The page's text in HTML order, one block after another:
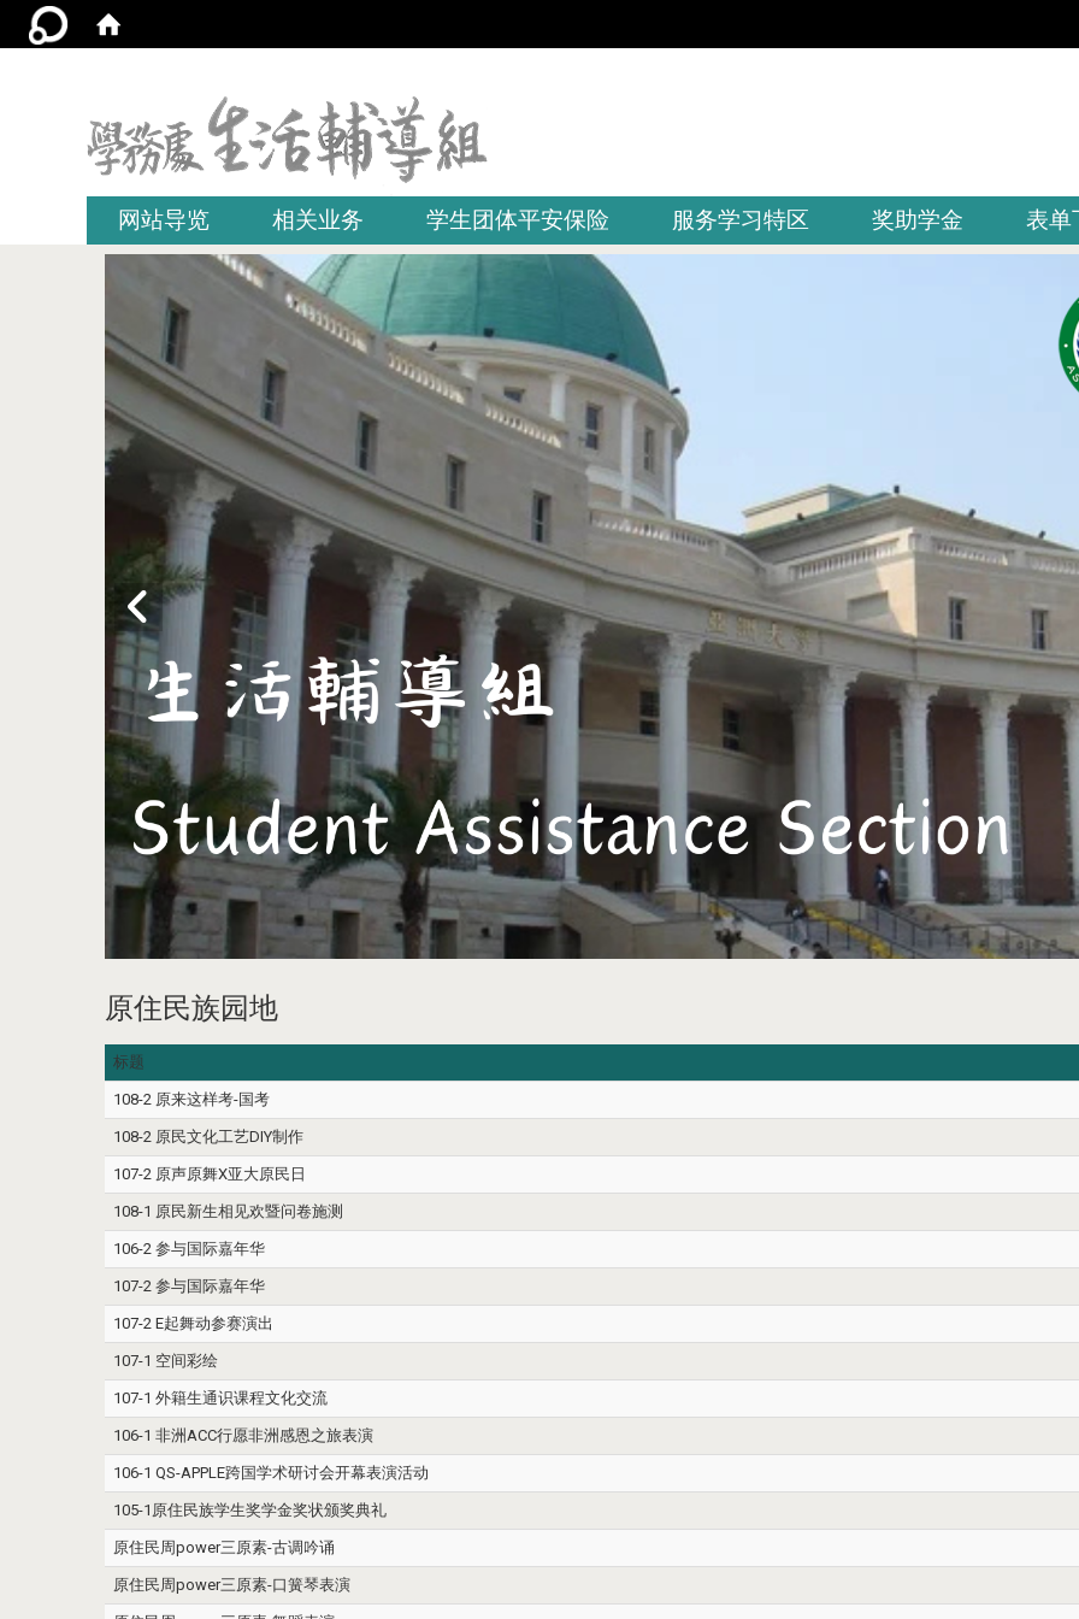
网站导览 相关业务 学生团体平安保险 服务学习特区 奖助学金 表单
原住民族园地
标题
108-2 原来这样考-国考
108-2 原民文化工艺DIY制作
107-2 原声原舞X亚大原民日
108-1 原民新生相见欢暨问卷施测
106-2 参与国际嘉年华
107-2 参与国际嘉年华
107-2 E起舞动参赛演出
107-1 空间彩绘
107-1 外籍生通识课程文化交流
106-1 非洲ACC行愿非洲感恩之旅表演
106-1 QS-APPLE跨国学术研讨会开幕表演活动
105-1原住民族学生奖学金奖状颁奖典礼
原住民周power三原素-古调吟诵
原住民周power三原素-口簧琴表演